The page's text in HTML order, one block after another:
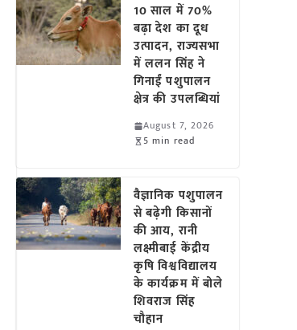
10 साल में 70%
बढ़ा देश का दूध
उत्पादन, राज्यसभा
में ललन सिंह ने
गिनाईं पशुपालन
क्षेत्र की उपलब्धियां
August 7, 2026
5 min read
वैज्ञानिक पशुपालन
से बढ़ेगी किसानों
की आय, रानी
लक्ष्मीबाई केंद्रीय
कृषि विश्वविद्यालय
के कार्यक्रम में बोले
शिवराज सिंह
चौहान